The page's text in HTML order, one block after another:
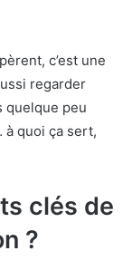
c’est une
regarder
quelque peu
quoi ça sert,
clés de
?